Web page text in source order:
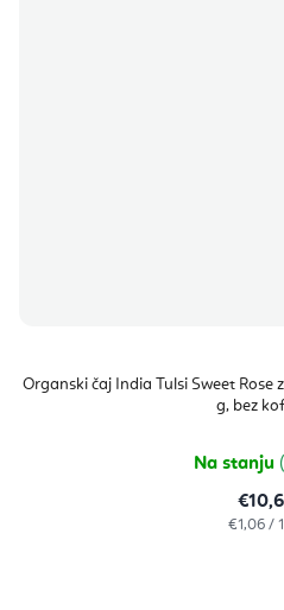
Organski čaj India Tulsi Sweet Rose
g, bez
Na stanju
€1,06 /